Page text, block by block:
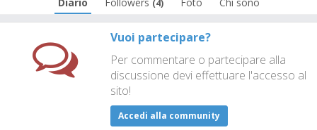
(4)
Vuoi partecipare?
Per commentare o partecipare alla
discussione devi effettuare l'accesso al
sito!
Accedi alla community